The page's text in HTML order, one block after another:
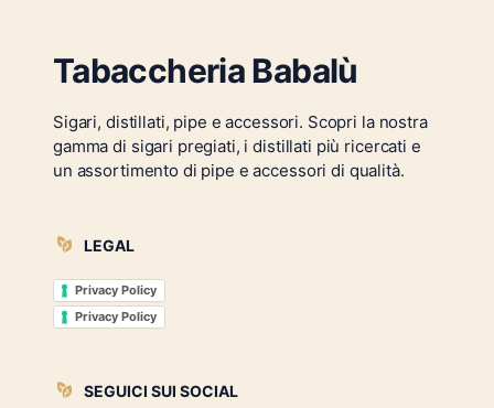
Tabaccheria Babalù
Sigari, distillati, pipe e accessori. Scopri la nostra
gamma di sigari pregiati, i distillati più ricercati e
un assortimento di pipe e accessori di qualità.
LEGAL
Privacy Policy
Privacy Policy
SEGUICI SUI SOCIAL